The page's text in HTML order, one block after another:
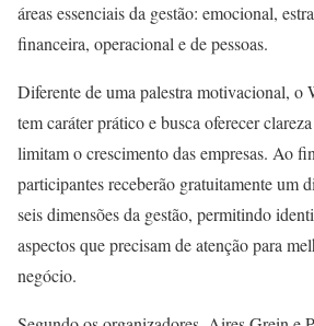
áreas essenciais da gestão: emocional,
financeira, operacional e de pessoas.
Diferente de uma palestra motivacional, o
tem caráter prático e busca oferecer
limitam o crescimento das empresas. Ao
participantes receberão gratuitamente um
seis dimensões da gestão, permitindo
aspectos que precisam de atenção para
negócio.